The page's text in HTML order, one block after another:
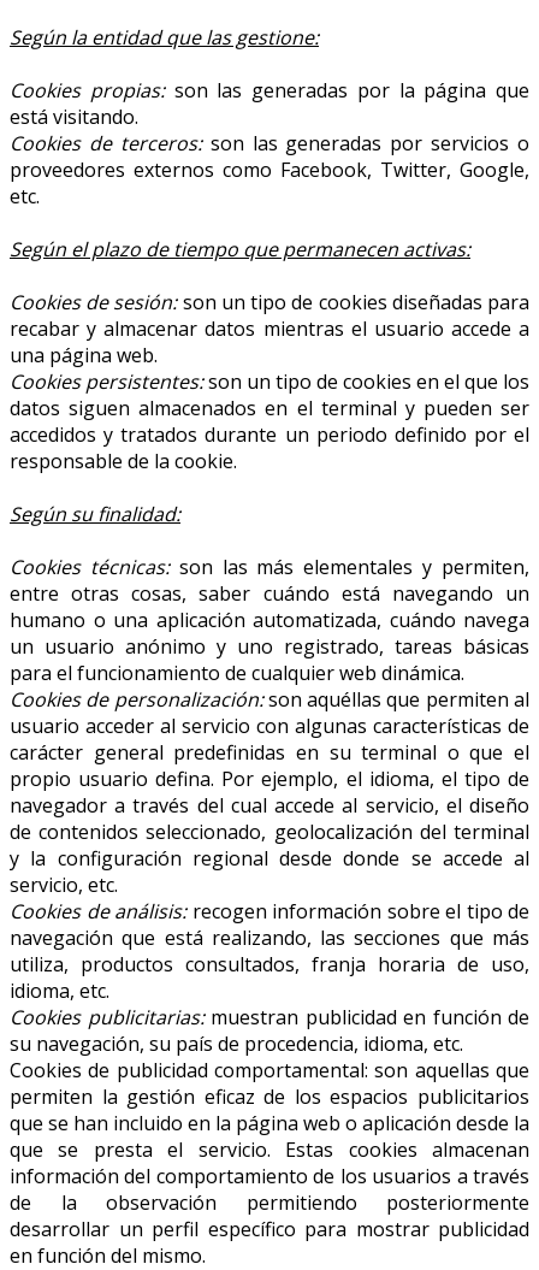
Según la entidad que las gestione:
Cookies propias:son las generadas por la página que
está visitando.
Cookies de terceros:son las generadas por servicios o
proveedores externos como Facebook, Twitter, Google,
etc.
Según el plazo de tiempo que permanecen activas:
Cookies de sesión:son un tipo de cookies diseñadas para
recabar y almacenar datos mientras el usuario accede a
una página web.
Cookies persistentes:son un tipo de cookies en el que los
datos siguen almacenados en el terminal y pueden ser
accedidos y tratados durante un periodo definido por el
responsable de la cookie.
Según su finalidad:
Cookies técnicas:son las más elementales y permiten,
entre otras cosas, saber cuándo está navegando un
humano o una aplicación automatizada, cuándo navega
un usuario anónimo y uno registrado, tareas básicas
para el funcionamiento de cualquier web dinámica.
Cookies de personalización:son aquéllas que permiten al
usuario acceder al servicio con algunas características de
carácter general predefinidas en su terminal o que el
propio usuario defina. Por ejemplo, el idioma, el tipo de
navegador a través del cual accede al servicio, el diseño
de contenidos seleccionado, geolocalización del terminal
y la configuración regional desde donde se accede al
servicio, etc.
Cookies de análisis:recogen información sobre el tipo de
navegación que está realizando, las secciones que más
utiliza, productos consultados, franja horaria de uso,
idioma, etc.
Cookies publicitarias:muestran publicidad en función de
su navegación, su país de procedencia, idioma, etc.
Cookies de publicidad comportamental: son aquellas que
permiten la gestión eficaz de los espacios publicitarios
que se han incluido en la página web o aplicación desde la
que se presta el servicio. Estas cookies almacenan
información del comportamiento de los usuarios a través
de la observación permitiendo posteriormente
desarrollar un perfil específico para mostrar publicidad
en función del mismo.